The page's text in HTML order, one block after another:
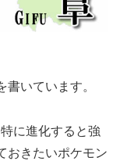
いています。
に進化すると強
おきたいポケモン